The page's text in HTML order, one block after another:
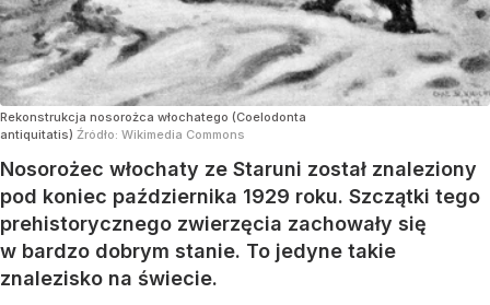
Rekonstrukcja nosorożca włochatego (Coelodonta
antiquitatis) Źródło: Wikimedia Commons
Nosorożec włochaty ze Staruni został znaleziony
pod koniec października 1929 roku. Szczątki tego
prehistorycznego zwierzęcia zachowały się
w bardzo dobrym stanie. To jedyne takie
znalezisko na świecie.